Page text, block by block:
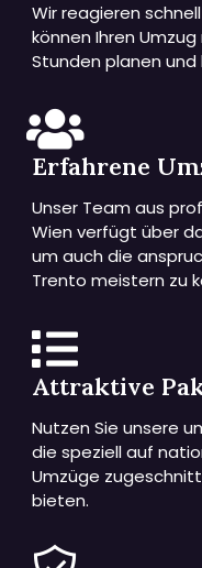
Wir reagieren
können Ihren
Stunden planen und
Erfahrene
Unser Team aus
Wien verfügt über
um auch die
Trento meistern zu
Attraktive
Nutzen Sie unsere
die speziell auf
Umzüge
bieten.